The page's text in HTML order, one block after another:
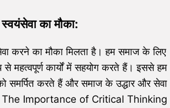
स्वयंसेवा का मौका:
करने का मौका मिलता है। हम समाज के लिए
महत्वपूर्ण कार्यों में सहयोग करते हैं। इससे हम
करते हैं और समाज के उद्धार और सेवा
The Importance of Critical Thinking